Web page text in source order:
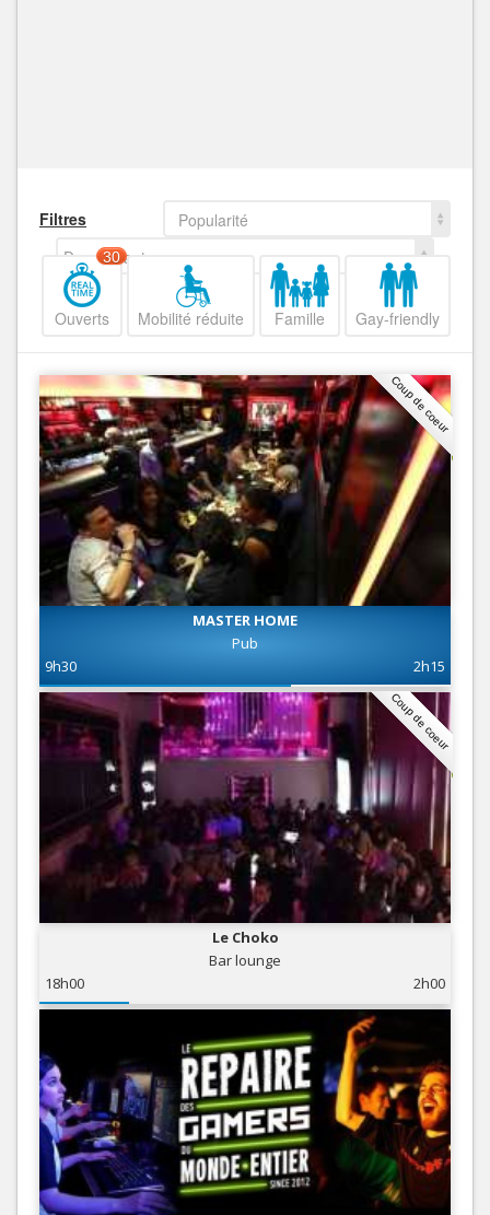
Filtres
Popularité
Decroissant
Ouverts
30
Mobilité réduite Famille Gay-friendly
Coup de coeur
MASTER HOME
Pub
9h30
2h15
Coup de coeur
Le Choko
Bar lounge
18h00
2h00